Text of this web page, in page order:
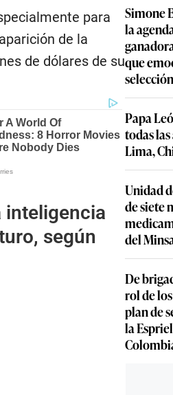
para
de la
de dólares de su
inteligencia
según
Simone
la
que
Papa
todas
Lima,
Unidad
de siete
del
De
rol de
plan de
la